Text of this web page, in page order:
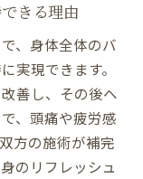
きる理由
、身体全体のバ
実現できます。
善し、その後ヘ
、頭痛や疲労感
方の施術が補完
のリフレッシュ